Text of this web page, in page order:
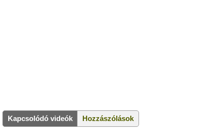
Kapcsolódó videók Hozzászólások